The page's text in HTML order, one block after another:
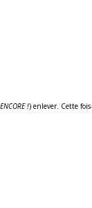
ENCORE !) enlever. Cette